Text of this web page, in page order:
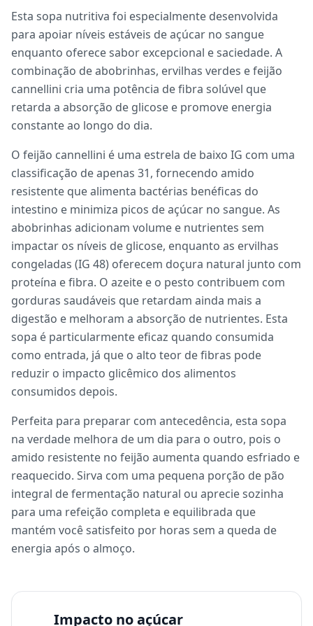
Esta sopa nutritiva foi especialmente desenvolvida
para apoiar níveis estáveis de açúcar no sangue
enquanto oferece sabor excepcional e saciedade. A
combinação de abobrinhas, ervilhas verdes e feijão
cannellini cria uma potência de fibra solúvel que
retarda a absorção de glicose e promove energia
constante ao longo do dia.
O feijão cannellini é uma estrela de baixo IG com uma
classificação de apenas 31, fornecendo amido
resistente que alimenta bactérias benéficas do
intestino e minimiza picos de açúcar no sangue. As
abobrinhas adicionam volume e nutrientes sem
impactar os níveis de glicose, enquanto as ervilhas
congeladas (IG 48) oferecem doçura natural junto com
proteína e fibra. O azeite e o pesto contribuem com
gorduras saudáveis que retardam ainda mais a
digestão e melhoram a absorção de nutrientes. Esta
sopa é particularmente eficaz quando consumida
como entrada, já que o alto teor de fibras pode
reduzir o impacto glicêmico dos alimentos
consumidos depois.
Perfeita para preparar com antecedência, esta sopa
na verdade melhora de um dia para o outro, pois o
amido resistente no feijão aumenta quando esfriado e
reaquecido. Sirva com uma pequena porção de pão
integral de fermentação natural ou aprecie sozinha
para uma refeição completa e equilibrada que
mantém você satisfeito por horas sem a queda de
energia após o almoço.
Impacto no açúcar